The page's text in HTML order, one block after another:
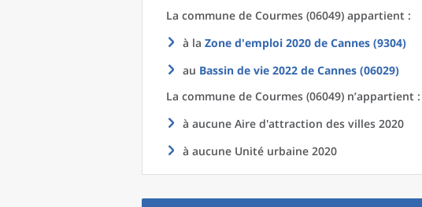
La commune de Courmes (06049) appartient :
à la Zone d'emploi 2020 de Cannes (9304)
au Bassin de vie 2022 de Cannes (06029)
La commune de Courmes (06049) n’appartient :
à aucune Aire d'attraction des villes 2020
à aucune Unité urbaine 2020